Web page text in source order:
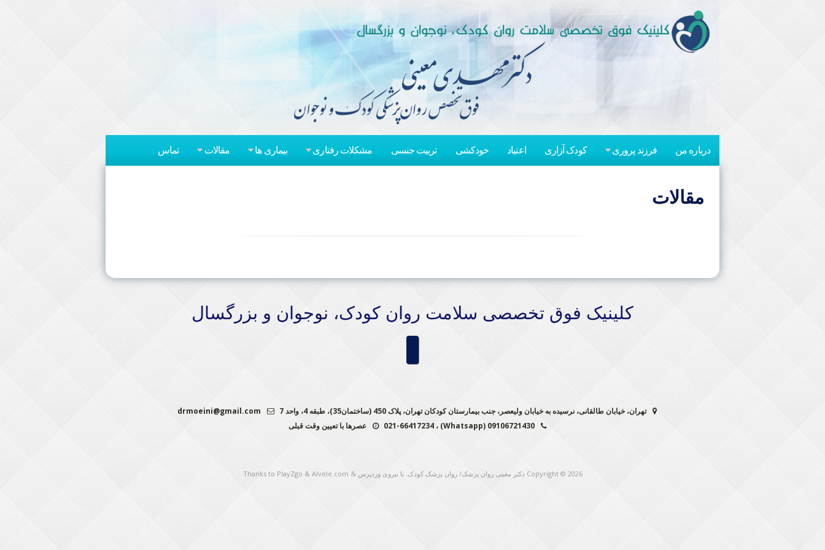
محتوا
تماس مقالات بیماری ها مشکلات رفتاری تربیت جنسی خودکشی اعتیاد کودک آزاری فرزند پروری درباره من
مقالات
کلینیک فوق تخصصی سلامت روان کودک، نوجوان و بزرگسال
تهران، خیابان طالقانی، نرسیده به خیابان ولیعصر، جنب بیمارستان کودکان تهران، پلاک 450 (ساختمان35)، طبقه 4، واحد 7
drmoeini@gmail.com
09106721430 (Whatsapp) ، 021-66417234
عصرها با تعیین وقت قبلی
Copyright © 2026 دکتر معینی روان پزشک/ روان پزشک کودک. با نیروی وردپرس &
Thanks to PlayZgo & Alvele.com